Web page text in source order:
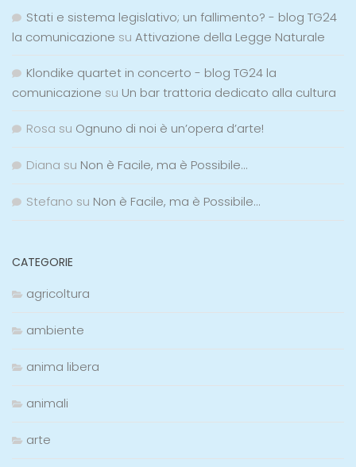
Stati e sistema legislativo; un fallimento? - blog TG24
la comunicazione su Attivazione della Legge Naturale
Klondike quartet in concerto - blog TG24 la
comunicazione su Un bar trattoria dedicato alla cultura
Rosa su Ognuno di noi è un’opera d’arte!
Diana su Non è Facile, ma è Possibile…
Stefano su Non è Facile, ma è Possibile…
CATEGORIE
agricoltura
ambiente
anima libera
animali
arte